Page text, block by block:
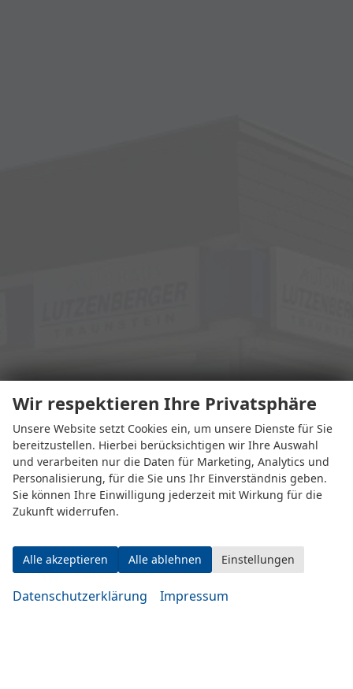
Adresse
Wir respektieren Ihre Privatsphäre
Unsere Website setzt Cookies ein, um unsere Dienste für Sie
bereitzustellen. Hierbei berücksichtigen wir Ihre Auswahl
und verarbeiten nur die Daten für Marketing, Analytics und
Personalisierung, für die Sie uns Ihr Einverständnis geben.
Sie können Ihre Einwilligung jederzeit mit Wirkung für die
Zukunft widerrufen.
Alle akzeptieren Alle ablehnen Einstellungen
Datenschutzerklärung Impressum